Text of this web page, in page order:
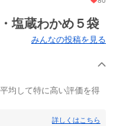
塩蔵わかめ５袋
みんなの投稿を見る
均して特に高い評価を得
詳しくはこちら